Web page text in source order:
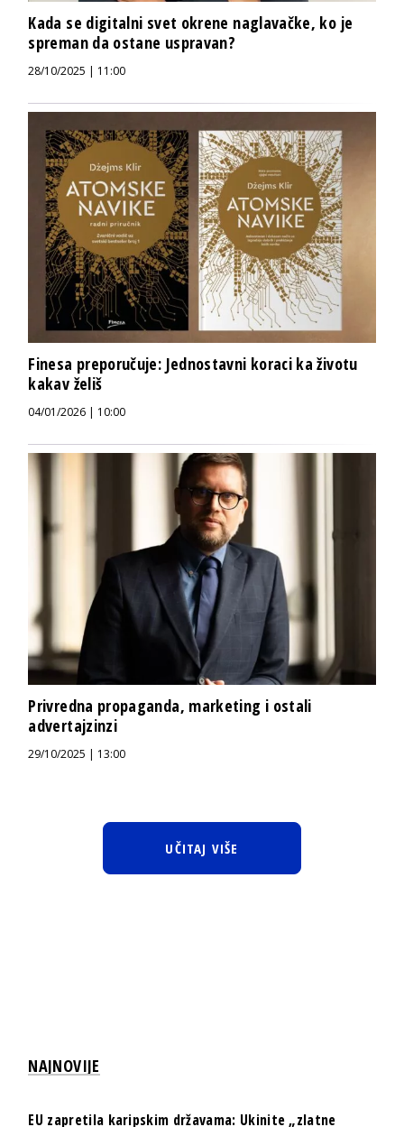
Kada se digitalni svet okrene naglavačke, ko je
spreman da ostane uspravan?
28/10/2025 | 11:00
Finesa preporučuje: Jednostavni koraci ka životu
kakav želiš
04/01/2026 | 10:00
Privredna propaganda, marketing i ostali
advertajzinzi
29/10/2025 | 13:00
UČITAJ VIŠE
NAJNOVIJE
EU zapretila karipskim državama: Ukinite „zlatne